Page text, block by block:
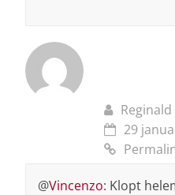
Reginald
29
@Vincenzo: Klopt